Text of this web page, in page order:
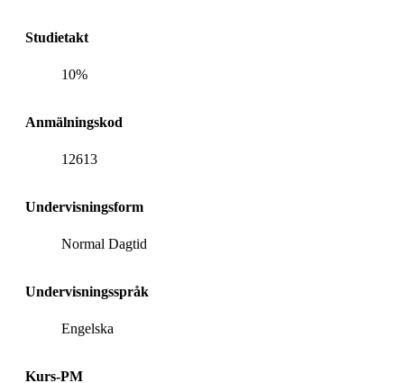
Studietakt
10%
Anmälningskod
12613
Undervisningsform
Normal Dagtid
Undervisningsspråk
Engelska
Kurs-PM